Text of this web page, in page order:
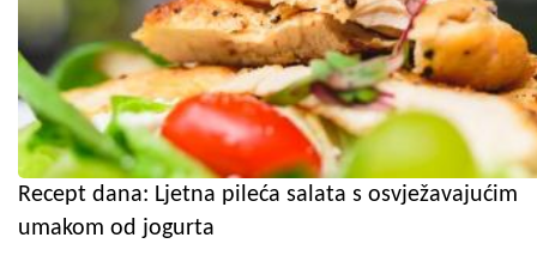
Recept dana: Ljetna pileća salata s osvježavajućim
umakom od jogurta